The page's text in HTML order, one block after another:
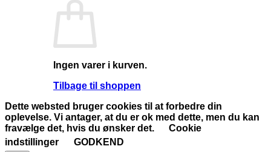
Ingen varer i kurven.
Tilbage til shoppen
Dette websted bruger cookies til at forbedre din
oplevelse. Vi antager, at du er ok med dette, men du kan
fravælge det, hvis du ønsker det.
Cookie
indstillinger
GODKEND